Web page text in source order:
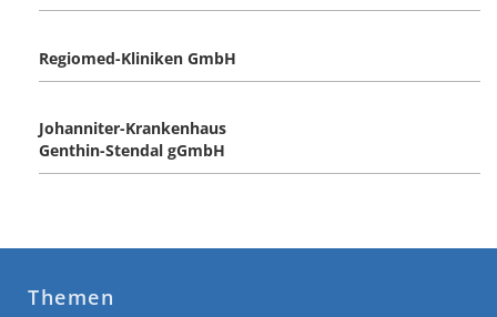
Regiomed-Kliniken GmbH
Johanniter-Krankenhaus
Genthin-Stendal gGmbH
Themen